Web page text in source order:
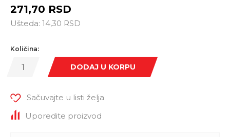
271,70 RSD
Ušteda: 14,30 RSD
Količina:
DODAJ U KORPU
Sačuvajte u listi želja
Uporedite proizvod